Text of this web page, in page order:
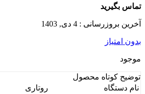
تماس بگیرید
آخرین بروزرسانی : 4 دی, 1403
بدون امتیاز
موجود
توضیح کوتاه محصول
نام دستگاه
روتاری